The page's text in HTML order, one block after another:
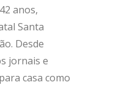
anos,
Santa
Desde
jornais e
casa como